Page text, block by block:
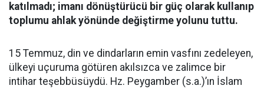
katılmadı; imanı dönüştürücü bir güç olarak kullanıp
toplumu ahlak yönünde değiştirme yolunu tuttu.
15 Temmuz, din ve dindarların emin vasfını zedeleyen,
ülkeyi uçuruma götüren akılsızca ve zalimce bir
intihar teşebbüsüydü. Hz. Peygamber (s.a.)’ın İslam